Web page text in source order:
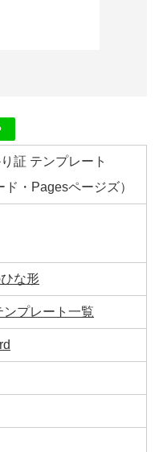
証 テンプレート
ド・Pagesページズ）
な形
ンプレート一覧